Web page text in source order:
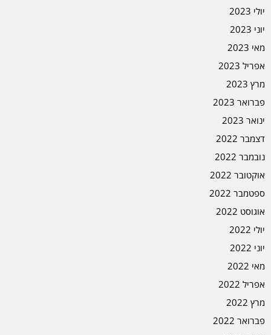
יולי 2023
יוני 2023
מאי 2023
אפריל 2023
מרץ 2023
פברואר 2023
ינואר 2023
דצמבר 2022
נובמבר 2022
אוקטובר 2022
ספטמבר 2022
אוגוסט 2022
יולי 2022
יוני 2022
מאי 2022
אפריל 2022
מרץ 2022
פברואר 2022